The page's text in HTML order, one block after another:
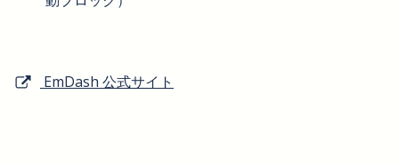
EmDash 公式サイト